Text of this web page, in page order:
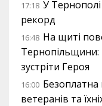
17:18 У
рекорд
16:48 На щиті
Тернопільщини:
зустріти Героя
16:00
ветеранів та